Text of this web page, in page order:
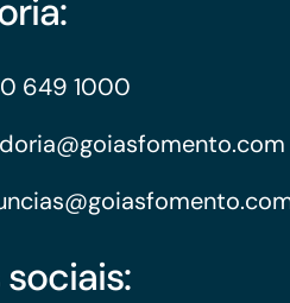
649 1000